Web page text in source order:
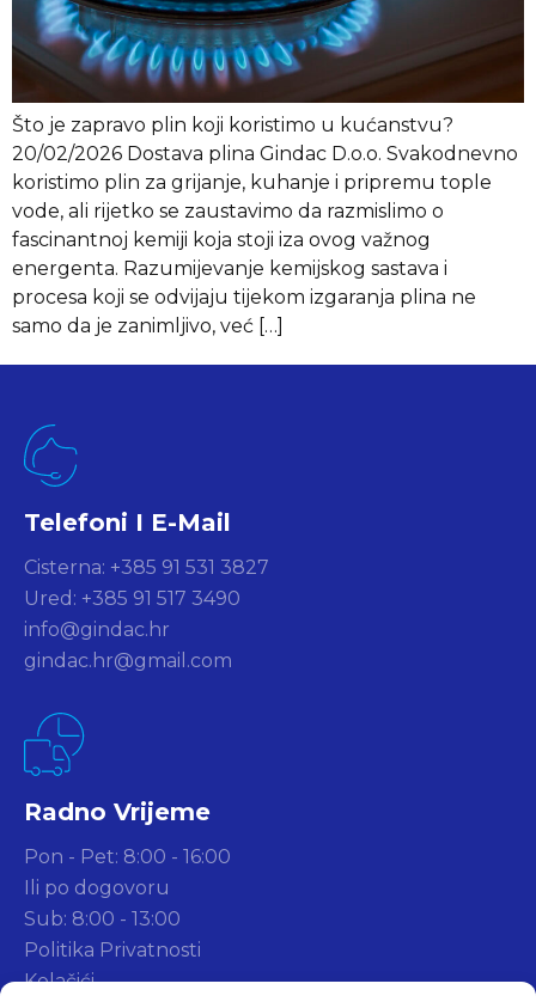
Što je zapravo plin koji koristimo u kućanstvu?
20/02/2026 Dostava plina Gindac D.o.o. Svakodnevno
koristimo plin za grijanje, kuhanje i pripremu tople
vode, ali rijetko se zaustavimo da razmislimo o
fascinantnoj kemiji koja stoji iza ovog važnog
energenta. Razumijevanje kemijskog sastava i
procesa koji se odvijaju tijekom izgaranja plina ne
samo da je zanimljivo, već […]
Telefoni I E-Mail
Cisterna: +385 91 531 3827
Ured: +385 91 517 3490
info@gindac.hr
gindac.hr@gmail.com
Radno Vrijeme
Pon - Pet: 8:00 - 16:00
Ili po dogovoru
Sub: 8:00 - 13:00
Politika Privatnosti
Kolačići